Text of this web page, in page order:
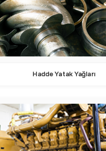
Hadde Yatak Yağları